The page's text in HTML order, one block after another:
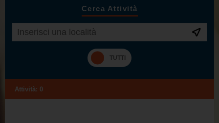
Cerca Attività
Attività: 0